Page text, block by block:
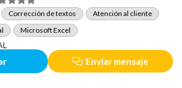
Corrección de textos
Atención al cliente
Microsoft Excel
Enviar mensaje